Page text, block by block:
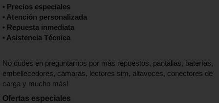
• Precios especiales
• Atención personalizada
• Repuesta inmediata
• Asistencia Técnica
No dudes en preguntarnos por más repuestos, pantallas, baterías,
embellecedores, cámaras, lectores sim, altavoces, conectores de
carga y mucho más!
Ofertas especiales